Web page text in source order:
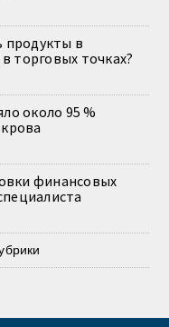
продукты в
торговых точках?
около 95 %
финансовых